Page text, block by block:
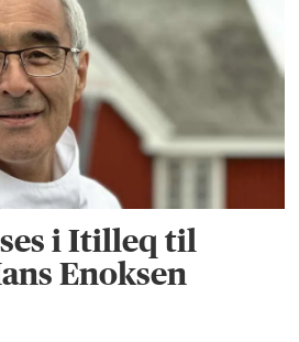
i Itilleq til
Enoksen